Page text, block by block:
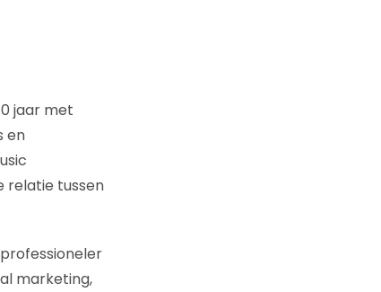
jaar met
en
relatie tussen
marketing,